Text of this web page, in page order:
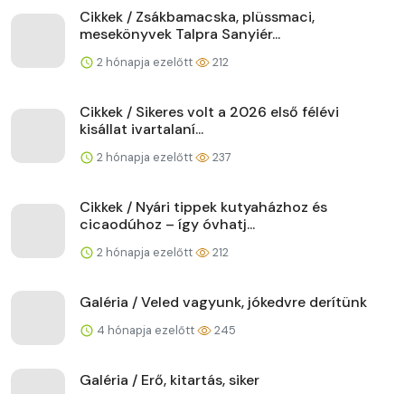
Cikkek / Zsákbamacska, plüssmaci,
mesekönyvek Talpra Sanyiér...
2 hónapja ezelőtt 212
Cikkek / Sikeres volt a 2026 első félévi
kisállat ivartalaní...
2 hónapja ezelőtt 237
Cikkek / Nyári tippek kutyaházhoz és
cicaodúhoz – így óvhatj...
2 hónapja ezelőtt 212
Galéria / Veled vagyunk, jókedvre derítünk
4 hónapja ezelőtt 245
Galéria / Erő, kitartás, siker